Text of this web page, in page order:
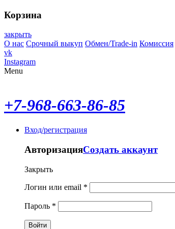
Корзина
закрыть
О нас Срочный выкуп Обмен/Trade-in Комиссия
vk
Instagram
Menu
+7-968-663-86-85
Вход/регистрация
АвторизацияСоздать аккаунт
Закрыть
Логин или email *
Пароль *